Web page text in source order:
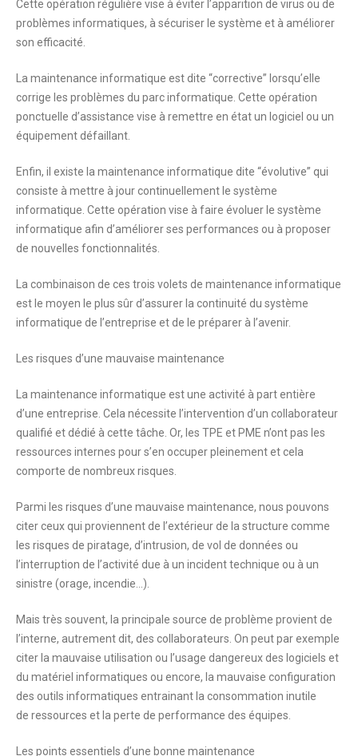
Cette opération régulière vise à éviter l’apparition de virus ou de
problèmes informatiques, à sécuriser le système et à améliorer
son efficacité.
La maintenance informatique est dite “corrective” lorsqu’elle
corrige les problèmes du parc informatique. Cette opération
ponctuelle d’assistance vise à remettre en état un logiciel ou un
équipement défaillant.
Enfin, il existe la maintenance informatique dite “évolutive” qui
consiste à mettre à jour continuellement le système
informatique. Cette opération vise à faire évoluer le système
informatique afin d’améliorer ses performances ou à proposer
de nouvelles fonctionnalités.
La combinaison de ces trois volets de maintenance informatique
est le moyen le plus sûr d’assurer la continuité du système
informatique de l’entreprise et de le préparer à l’avenir.
Les risques d’une mauvaise maintenance
La maintenance informatique est une activité à part entière
d’une entreprise. Cela nécessite l’intervention d’un collaborateur
qualifié et dédié à cette tâche. Or, les TPE et PME n’ont pas les
ressources internes pour s’en occuper pleinement et cela
comporte de nombreux risques.
Parmi les risques d’une mauvaise maintenance, nous pouvons
citer ceux qui proviennent de l’extérieur de la structure comme
les risques de piratage, d’intrusion, de vol de données ou
l’interruption de l’activité due à un incident technique ou à un
sinistre (orage, incendie…).
Mais très souvent, la principale source de problème provient de
l’interne, autrement dit, des collaborateurs. On peut par exemple
citer la mauvaise utilisation ou l’usage dangereux des logiciels et
du matériel informatiques ou encore, la mauvaise configuration
des outils informatiques entrainant la consommation inutile
de ressources et la perte de performance des équipes.
Les points essentiels d’une bonne maintenance